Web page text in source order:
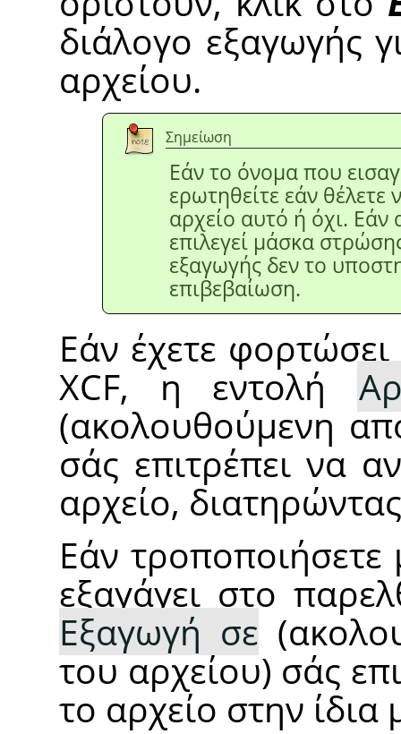
διάλογο εξαγωγής
αρχείου.
Σημείωση
Εάν το όνομα που
ερωτηθείτε εάν θέλετε
αρχείο αυτό ή όχι. Εάν
επιλεγεί μάσκα
εξαγωγής δεν το
επιβεβαίωση.
Εάν έχετε
XCF, η εντολή
(ακολουθούμενη
σάς επιτρέπει να
αρχείο,
Εάν τροποποιήσετε
εξαγάγει στο
Εξαγωγή σε
του αρχείου) σάς
το αρχείο στην